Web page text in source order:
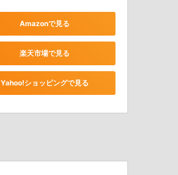
Amazonで見る
楽天市場で見る
Yahoo!ショッピングで見る